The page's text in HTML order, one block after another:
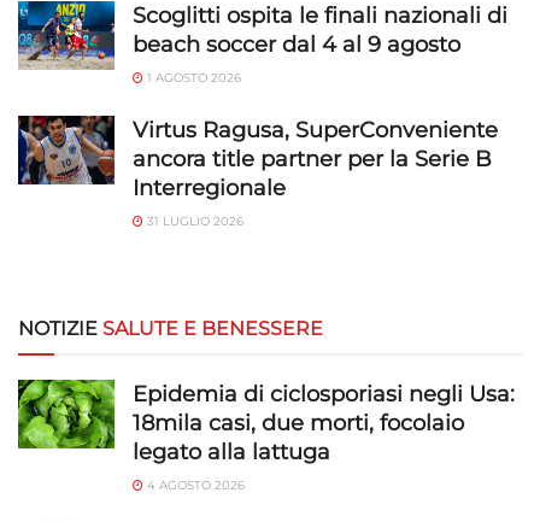
Garantire la sicurezza, prevenire e
rilevare frodi, correggere errori, Erogare
Salvare e comunicare le scelte sulla
privacy.
Scoglitti ospita le finali nazionali di
beach soccer dal 4 al 9 agosto
1 AGOSTO 2026
Virtus Ragusa, SuperConveniente
ancora title partner per la Serie B
Interregionale
31 LUGLIO 2026
NOTIZIE SALUTE E BENESSERE
Epidemia di ciclosporiasi negli Usa:
18mila casi, due morti, focolaio
legato alla lattuga
4 AGOSTO 2026